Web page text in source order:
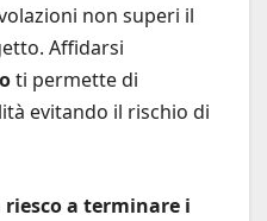
non superi il
Affidarsi
ti permette di
evitando il rischio di
riesco a terminare i